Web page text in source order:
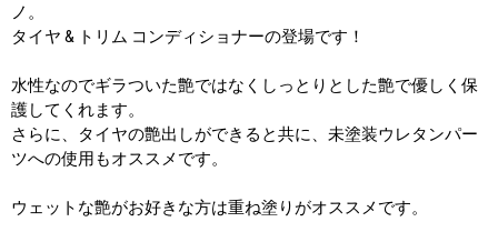
ノ。
タイヤ & トリム コンディショナーの登場です！
水性なのでギラついた艶ではなくしっとりとした艶で優しく保
護してくれます。
さらに、タイヤの艶出しができると共に、未塗装ウレタンパー
ツへの使用もオススメです。
ウェットな艶がお好きな方は重ね塗りがオススメです。